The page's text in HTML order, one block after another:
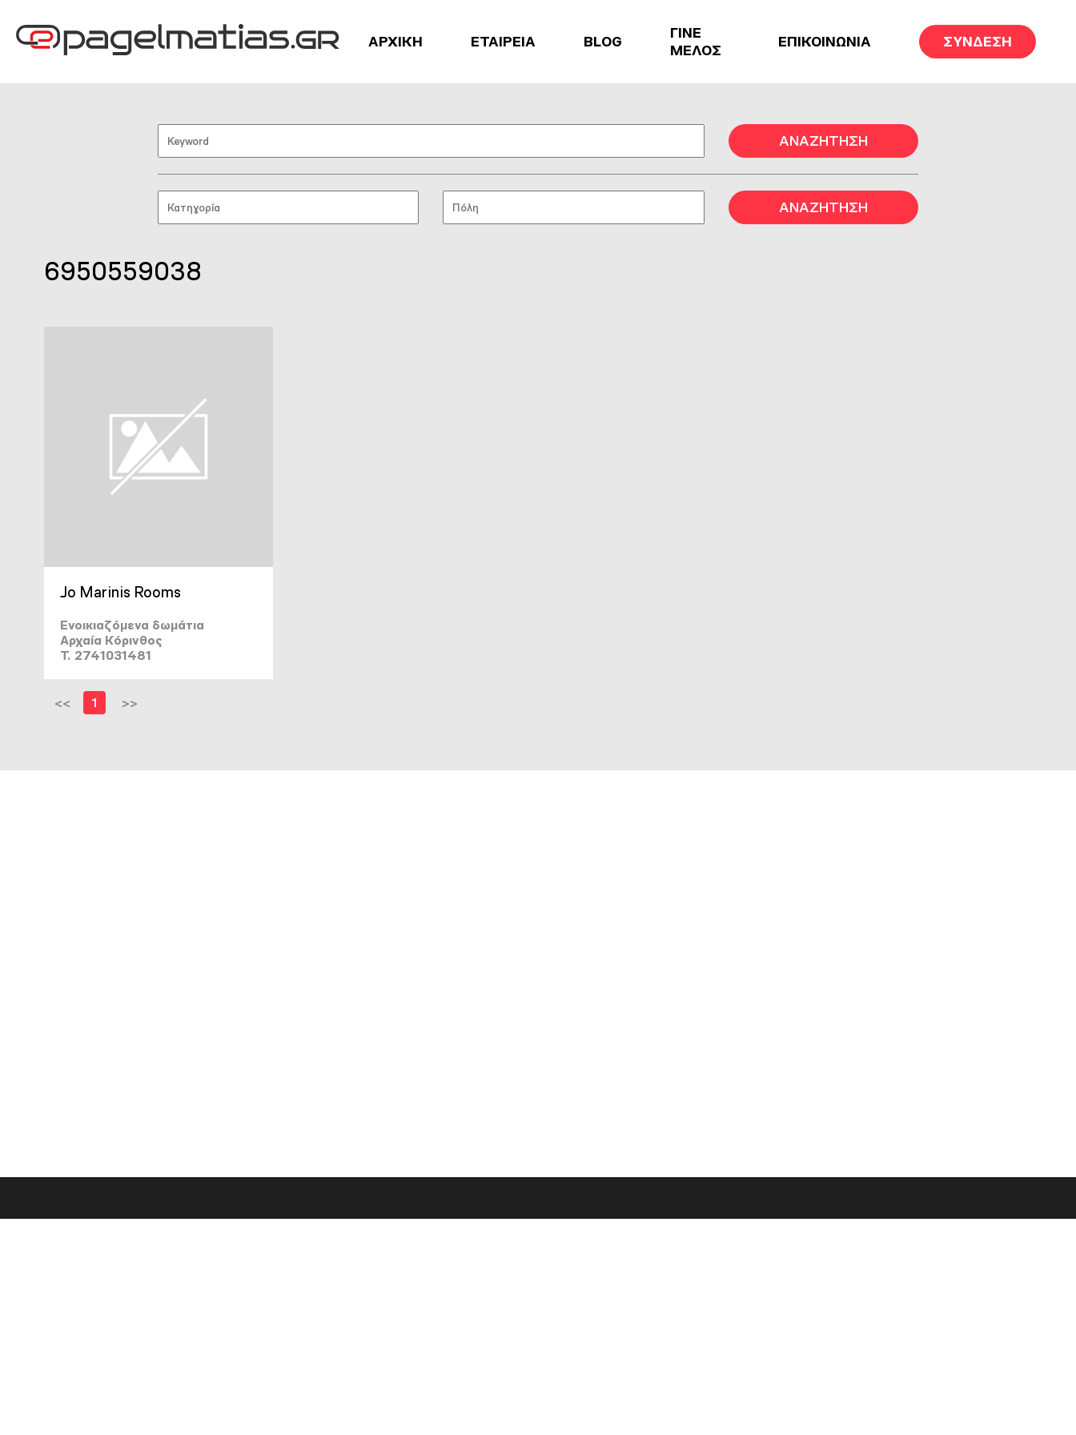
ΑΡΧΙΚΗ ΕΤΑΙΡΕΙΑ BLOG
ΓΙΝΕ
ΜΕΛΟΣ
ΕΠΙΚΟΙΝΩΝΙΑ ΣΥΝΔΕΣΗ
6950559038
Jo Marinis Rooms
Ενοικιαζόμενα δωμάτια
Αρχαία Κόρινθος
T. 2741031481
<< 1 >>